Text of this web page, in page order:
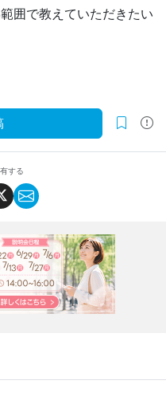
囲で教えていただきたい
する